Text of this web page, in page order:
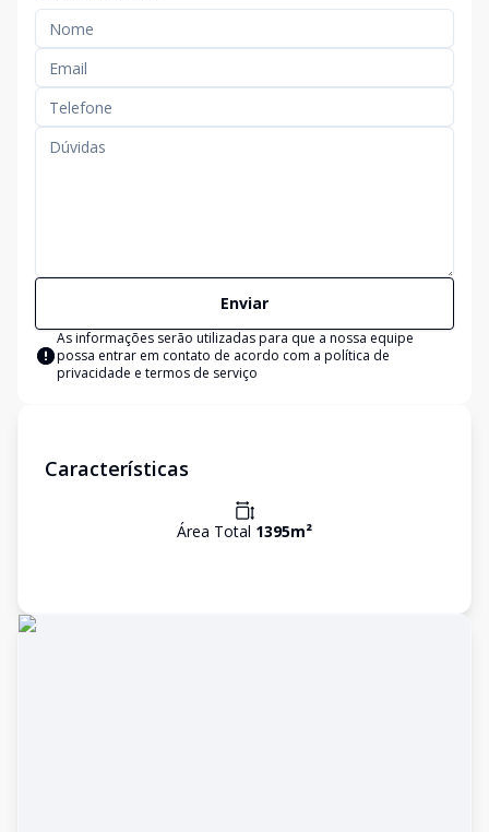
Enviar
As informações serão utilizadas para que a nossa equipe
possa entrar em contato de acordo com a política de
privacidade e termos de serviço
Características
Área Total 1395m²